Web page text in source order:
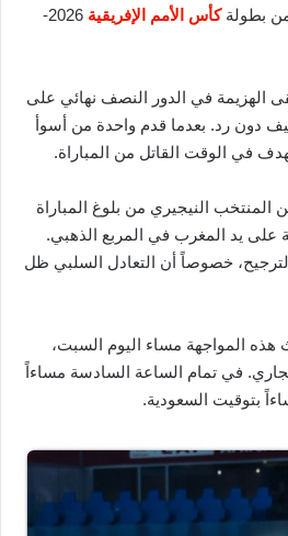
من بطولةكأس الأمم الإفريقية
2026-
الهزيمة في الدور النصف نهائي على
دون رد. بعدما قدم واحدة من أسوأ
في الوقت القاتل من المباراة.
المنتخب النيجيري من بلوغ المباراة
على يد المغرب في المربع الذهبي.
خصوصاً أن التعادل السلبي ظل
المواجهة مساء اليوم السبت،
الجاري. في تمام الساعة السادسة مساءاً
بتوقيت السعودية.